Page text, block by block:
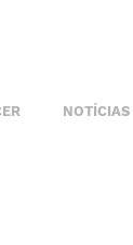
NOTÍCIAS